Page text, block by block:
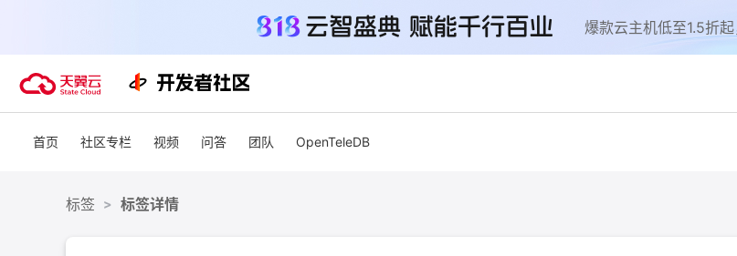
活动 热门活动
首页 社区专栏 视频 问答 团队 OpenTeleDB
标签 > 标签详情